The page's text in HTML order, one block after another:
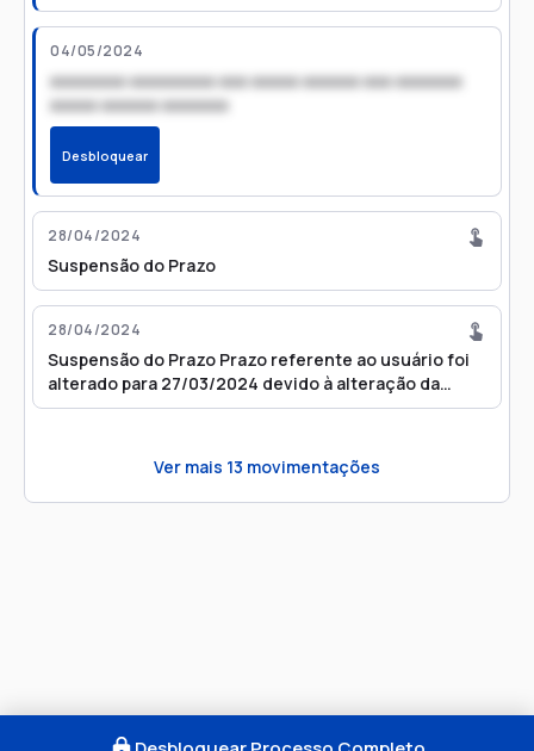
04/05/2024
xxxxxxxx xxxxxxxxx xxx xxxxx xxxxxx xxx xxxxxxx
xxxxx xxxxxx xxxxxxx
Desbloquear
28/04/2024
Suspensão do Prazo
28/04/2024
Suspensão do Prazo Prazo referente ao usuário foi
alterado para 27/03/2024 devido à alteração da
tabela de feriados
Ver mais 13 movimentações